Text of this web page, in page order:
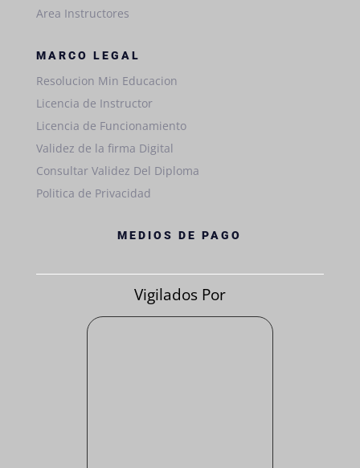
Area Instructores
MARCO LEGAL
Resolucion Min Educacion
Licencia de Instructor
Licencia de Funcionamiento
Validez de la firma Digital
Consultar Validez Del Diploma
Politica de Privacidad
MEDIOS DE PAGO
Vigilados Por